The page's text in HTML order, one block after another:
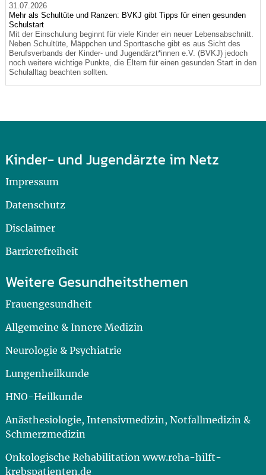
31.07.2026
Mehr als Schultüte und Ranzen: BVKJ gibt Tipps für einen gesunden
Schulstart
Mit der Einschulung beginnt für viele Kinder ein neuer Lebensabschnitt.
Neben Schultüte, Mäppchen und Sporttasche gibt es aus Sicht des
Berufsverbands der Kinder- und Jugendärzt*innen e.V. (BVKJ) jedoch
noch weitere wichtige Punkte, die Eltern für einen gesunden Start in den
Schulalltag beachten sollten.
Kinder- und Jugendärzte im Netz
Impressum
Datenschutz
Disclaimer
Barrierefreiheit
Weitere Gesundheitsthemen
Frauengesundheit
Allgemeine & Innere Medizin
Neurologie & Psychiatrie
Lungenheilkunde
HNO-Heilkunde
Anästhesiologie, Intensivmedizin, Notfallmedizin &
Schmerzmedizin
Onkologische Rehabilitation www.reha-hilft-
krebspatienten.de